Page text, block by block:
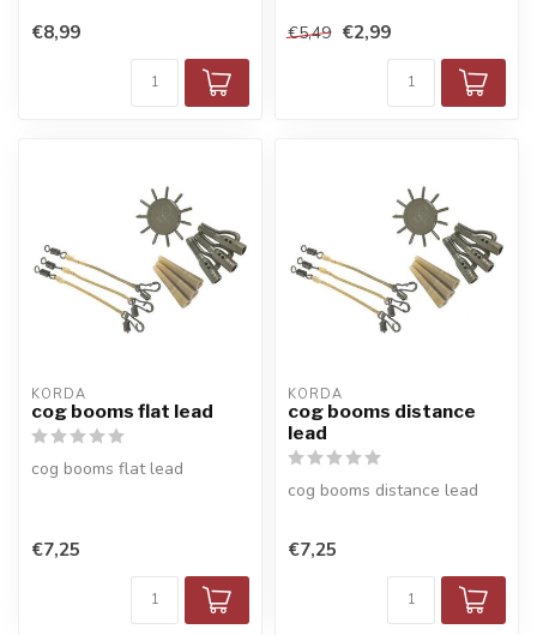
€8,99 €5,49 €2,99
KORDA
cog booms flat lead
cog booms flat lead
€7,25
KORDA
cog booms distance
lead
cog booms distance lead
€7,25